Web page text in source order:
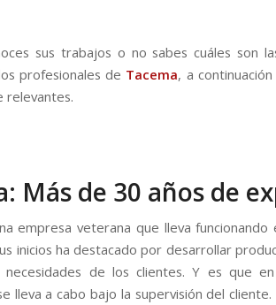
sus trabajos o no sabes cuáles son
profesionales de Tacema, a
relevantes.
Más de 30 años de
empresa veterana que lleva funcionando
inicios ha destacado por desarrollar
necesidades de los clientes. Y es que
lleva a cabo bajo la supervisión del